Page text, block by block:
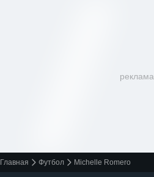
реклама
Главная Футбол Michelle Romero